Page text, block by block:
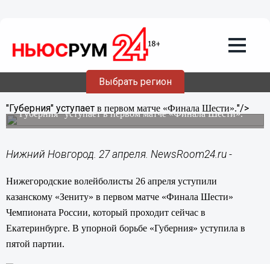
Выбрать регион
"Губерния" уступает в первом матче «Финала Шести»."/>
Общество
Волейболисты из Нижнего Новгорода
проиграли казанскому "Зениту" 3:2
"Губерния" уступаетв первом матче «Финала Шести».
Нижний Новгород. 27 апреля. NewsRoom24.ru -
Нижегородские волейболисты 26 апреля уступили
казанскому «Зениту» в первом матче «Финала Шести»
Чемпионата России, который проходит сейчас в
Екатеринбурге. В упорной борьбе «Губерния» уступила в
пятой партии.